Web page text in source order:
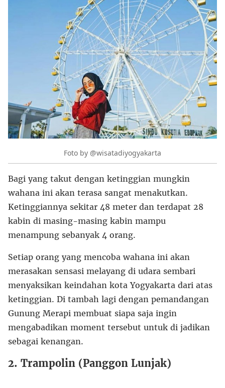
Foto by @wisatadiyogyakarta
Bagi yang takut dengan ketinggian mungkin
wahana ini akan terasa sangat menakutkan.
Ketinggiannya sekitar 48 meter dan terdapat 28
kabin di masing-masing kabin mampu
menampung sebanyak 4 orang.
Setiap orang yang mencoba wahana ini akan
merasakan sensasi melayang di udara sembari
menyaksikan keindahan kota Yogyakarta dari atas
ketinggian. Di tambah lagi dengan pemandangan
Gunung Merapi membuat siapa saja ingin
mengabadikan moment tersebut untuk di jadikan
sebagai kenangan.
2. Trampolin (Panggon Lunjak)